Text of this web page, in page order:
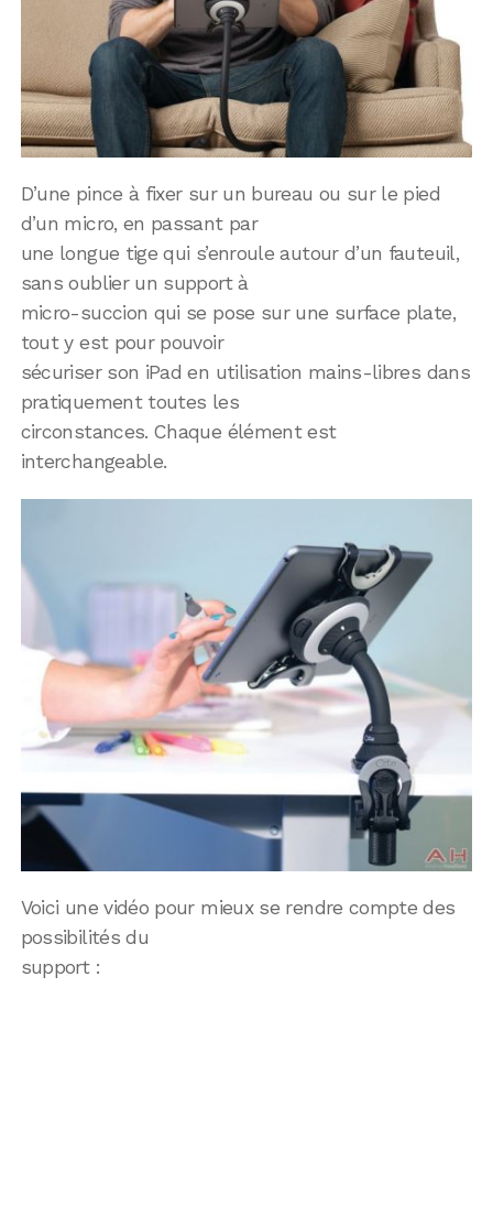
D’une pince à fixer sur un bureau ou sur le pied
d’un micro, en passant par
une longue tige qui s’enroule autour d’un fauteuil,
sans oublier un support à
micro-succion qui se pose sur une surface plate,
tout y est pour pouvoir
sécuriser son iPad en utilisation mains-libres dans
pratiquement toutes les
circonstances. Chaque élément est
interchangeable.
Voici une vidéo pour mieux se rendre compte des
possibilités du
support :